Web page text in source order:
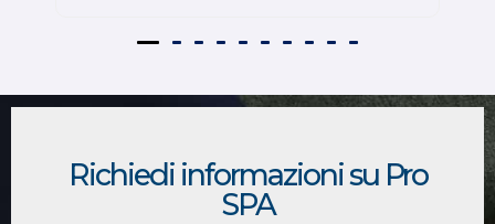
Richiedi informazioni su Pro
SPA